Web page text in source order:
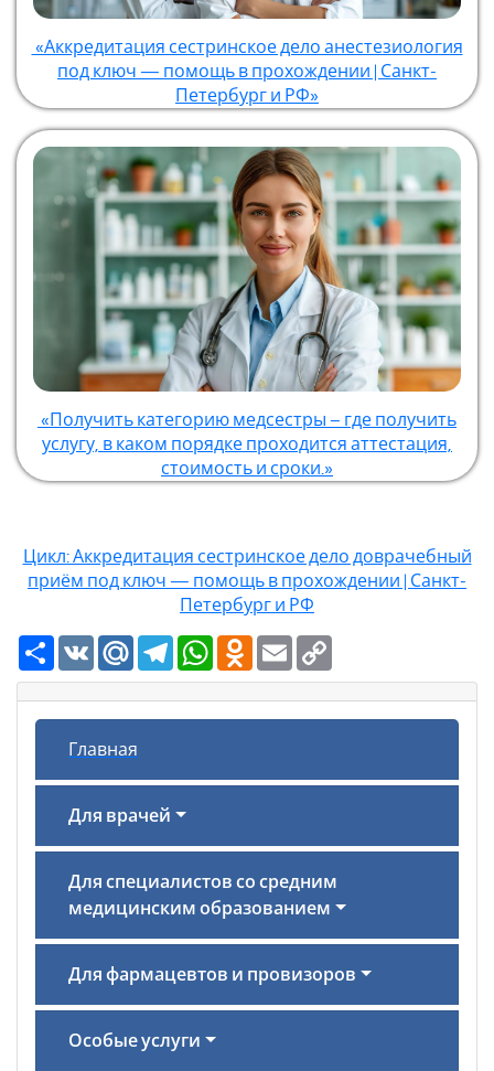
«Аккредитация сестринское дело анестезиология
под ключ — помощь в прохождении | Санкт-
Петербург и РФ»
«Получить категорию медсестры – где получить
услугу, в каком порядке проходится аттестация,
стоимость и сроки.»
Цикл: Аккредитация сестринское дело доврачебный
приём под ключ — помощь в прохождении | Санкт-
Петербург и РФ
Ресурс
VK Mail.RuTelegramWhatsAppOdnoklassniki
Email
Главная
Для врачей
Для специалистов со средним
медицинским образованием
Для фармацевтов и провизоров
Особые услуги